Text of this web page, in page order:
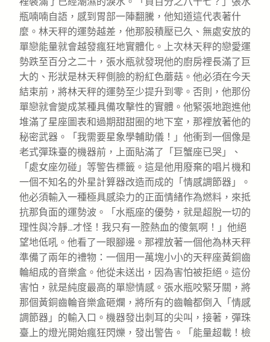
瓶喃喃自語，感到胃部一陣翻騰，他知道這代表著什
麼。林天秤的運勢越差，他那股積壓已久、無處安放的
單戀能量就會越發瘋狂地實體化。上次林天秤的戀愛運
勢跌至百分之二十，張水瓶就發現他的廚房裡長滿了巨
大的、形狀是林天秤側臉的粉紅色蘑菇。他必須在今天
結束前，將林天秤的運勢至少提升到零。否則，他那份
單戀就會變成某種具備攻擊性的實體。他緊張地跑進他
堆滿了星座圖表和過期甜甜圈的地下室，那裡放著他的
秘密武器。「我需要星象學輔助儀！」他衝到一個像是
老式彈珠臺的機器前，上面貼滿了「巨蟹座已哭」、
「處女座勿碰」等警告標籤。這是他用廢棄的唱片機和
一個不知名的外星計算器改造而成的「情感調節器」。
他必須輸入一種極具感染力的正面情緒作為燃料，來抵
抗那負面的運勢波。「水瓶座的優勢，就是超脫一切的
理性與冷靜…才怪！我只有一腔熱血的傻氣啊！」他絕
望地低吼。他看了一眼腳邊。那裡放著一個他為林天秤
準備了兩年的禮物：一個用一萬塊小小的天秤座黃銅齒
輪組成的音樂盒。他從未送出，因為害怕被拒絕。這份
害怕，就是純度最高的單戀情感。張水瓶咬緊牙關，將
那個黃銅齒輪音樂盒砸爛，將所有的齒輪都倒入「情感
調節器」的輸入口。機器發出刺耳的尖叫，接著，彈珠
臺上的燈光開始瘋狂閃爍，發出警告。「能量超載！檢